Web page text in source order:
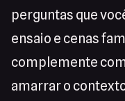
perguntas que
ensaio e cenas
complemente
amarrar o